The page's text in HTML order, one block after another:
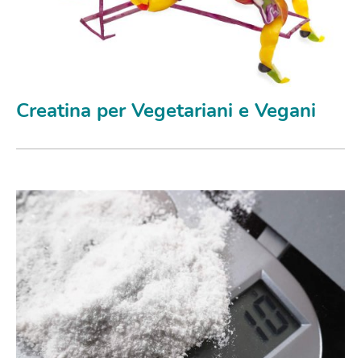
Creatina per Vegetariani e Vegani